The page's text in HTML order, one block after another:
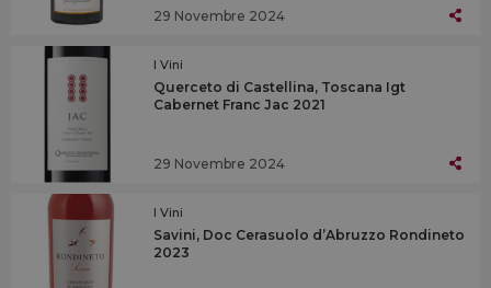
29 Novembre 2024
I Vini
Querceto di Castellina, Toscana Igt
Cabernet Franc Jac 2021
29 Novembre 2024
I Vini
Savini, Doc Cerasuolo d’Abruzzo Rondineto
2023